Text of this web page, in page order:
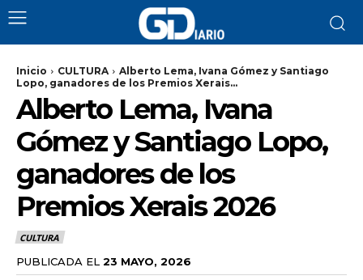
Inicio CULTURA
Alberto Lema, Ivana Gómez y Santiago
Lopo, ganadores de los Premios Xerais...
Alberto Lema, Ivana
Gómez y Santiago Lopo,
ganadores de los
Premios Xerais 2026
CULTURA
PUBLICADA EL 23 MAYO, 2026